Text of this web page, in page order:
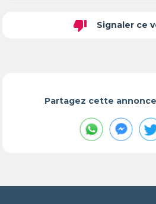
thumb_down Signaler ce
Partagez cette